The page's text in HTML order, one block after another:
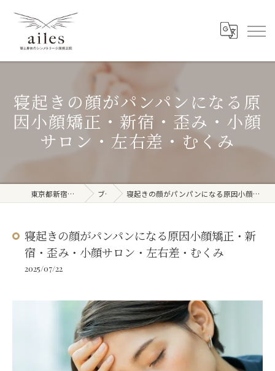
寝起きの顔がパンパンになる原
因小顔矯正・新宿・歪み・小顔
サロン・左右差・むくみ
東京都新宿周辺の整体ならailes ブログ 寝起きの顔がパンパンになる原因小顔矯正・新宿・歪み・小顔サロン・左右差・むくみ
寝起きの顔がパンパンになる原因小顔矯正・新
宿・歪み・小顔サロン・左右差・むくみ
2025/07/22